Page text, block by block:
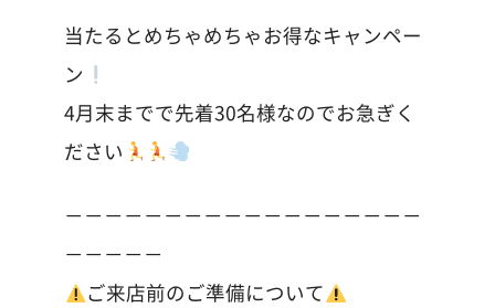
当たるとめちゃめちゃお得なキャンペー
ン
4月末までで先着30名様なのでお急ぎく
ださい
－－－－－－－－－－－－－－－－－－
－－－－－
ご来店前のご準備について